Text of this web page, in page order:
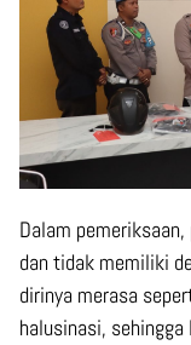
Dalam
dan tidak memiliki
dirinya merasa
halusinasi,